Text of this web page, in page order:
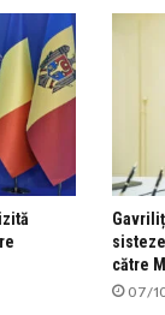
către
07/